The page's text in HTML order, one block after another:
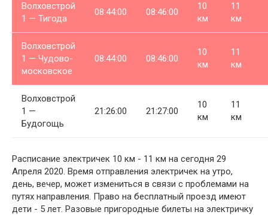
Волховстрой
1 — Тигода
08:44:00 08:46:00
10
км
11
км
Волховстрой
1 — Чудово-
московское
08:44:00 08:46:00
10
км
11
км
Волховстрой
1 —
Будогощь
21:26:00 21:27:00
10
км
11
км
Расписание электричек 10 км - 11 км на сегодня 29
Апреля 2020. Время отправления электричек на утро,
день, вечер, может измениться в связи с проблемами на
путях направления. Право на бесплатный проезд имеют
дети - 5 лет. Разовые пригородные билеты на электричку